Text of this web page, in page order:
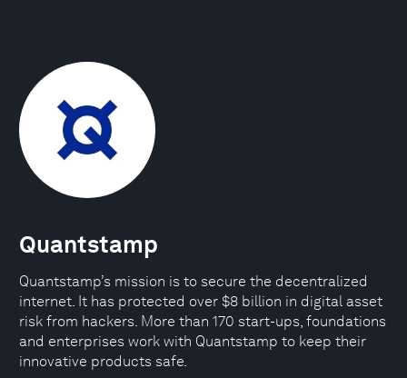
Quantstamp
Quantstamp’s mission is to secure the decentralized
internet. It has protected over $8 billion in digital asset
risk from hackers. More than 170 start-ups, foundations
and enterprises work with Quantstamp to keep their
innovative products safe.